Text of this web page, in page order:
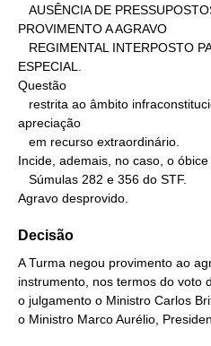
PROVIMENTO A AGRAVO
ESPECIAL.
Questão
apreciação
Incide, ademais, no caso, o óbice
Agravo desprovido.
Decisão
A Turma negou provimento ao
instrumento, nos termos do voto
o julgamento o Ministro Carlos
o Ministro Marco Aurélio,